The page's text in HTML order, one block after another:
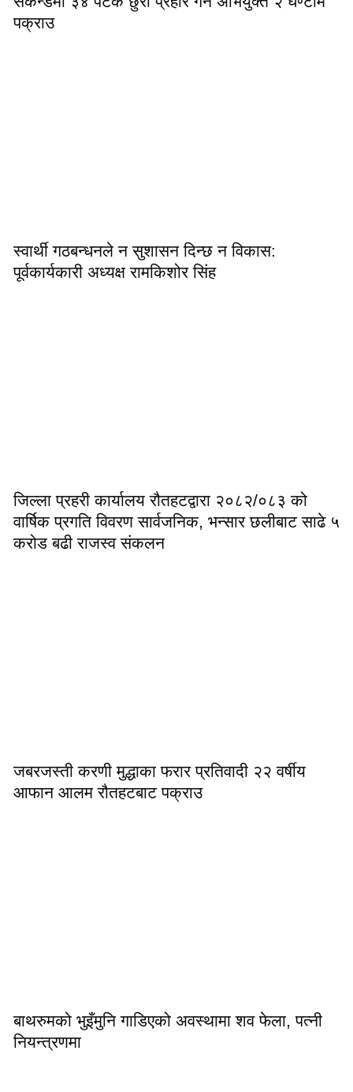
पक्राउ
स्वार्थी गठबन्धनले न सुशासन दिन्छ न विकास:
पूर्वकार्यकारी अध्यक्ष रामकिशोर सिंह ​
जिल्ला प्रहरी कार्यालय रौतहटद्वारा २०८२/०८३ को
वार्षिक प्रगति विवरण सार्वजनिक, भन्सार छलीबाट साढे ५
करोड बढी राजस्व संकलन
जबरजस्ती करणी मुद्धाका फरार प्रतिवादी २२ वर्षीय
आफान आलम रौतहटबाट पक्राउ
बाथरुमको भुइँमुनि गाडिएको अवस्थामा शव फेला, पत्नी
नियन्त्रणमा